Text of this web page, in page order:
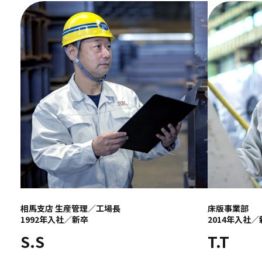
相馬支店 生産管理／工場長
1992年入社／新卒
S.S
床版事業部
2014年入社／
T.T